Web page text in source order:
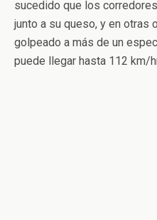
sucedido que los
junto a su queso, y en otras
golpeado a más de un
puede llegar hasta 112 km/